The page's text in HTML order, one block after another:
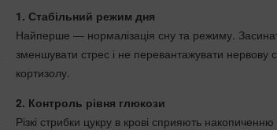
1. Стабільний режим дня
Найперше — нормалізація сну та режиму.
зменшувати стрес і не перевантажувати нервову
кортизолу.
2. Контроль рівня глюкози
Різкі стрибки цукру в крові сприяють